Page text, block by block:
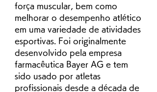
força muscular, bem como
melhorar o desempenho atlético
em uma variedade de atividades
esportivas. Foi originalmente
desenvolvido pela empresa
farmacêutica Bayer AG e tem
sido usado por atletas
profissionais desde a década de